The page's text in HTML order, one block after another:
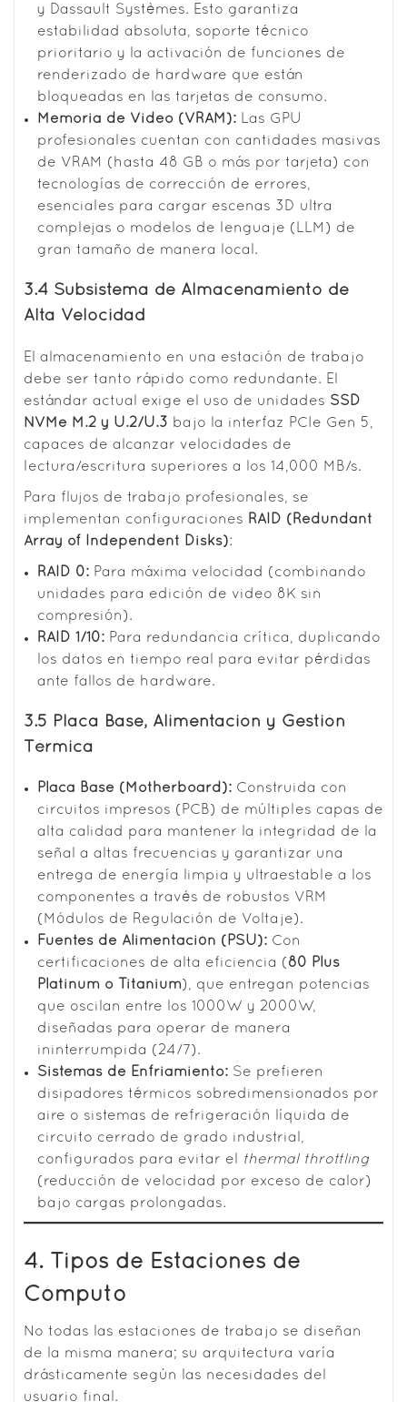
y Dassault Systèmes. Esto garantiza
estabilidad absoluta, soporte técnico
prioritario y la activación de funciones de
renderizado de hardware que están
bloqueadas en las tarjetas de consumo.
Memoria de Video (VRAM): Las GPU
profesionales cuentan con cantidades masivas
de VRAM (hasta 48 GB o más por tarjeta) con
tecnologías de corrección de errores,
esenciales para cargar escenas 3D ultra
complejas o modelos de lenguaje (LLM) de
gran tamaño de manera local.
3.4 Subsistema de Almacenamiento de
Alta Velocidad
El almacenamiento en una estación de trabajo
debe ser tanto rápido como redundante. El
estándar actual exige el uso de unidades SSD
NVMe M.2 y U.2/U.3 bajo la interfaz PCIe Gen 5,
capaces de alcanzar velocidades de
lectura/escritura superiores a los 14,000 MB/s.
Para flujos de trabajo profesionales, se
implementan configuraciones RAID (Redundant
Array of Independent Disks):
RAID 0: Para máxima velocidad (combinando
unidades para edición de video 8K sin
compresión).
RAID 1/10: Para redundancia crítica, duplicando
los datos en tiempo real para evitar pérdidas
ante fallos de hardware.
3.5 Placa Base, Alimentación y Gestión
Térmica
Placa Base (Motherboard): Construida con
circuitos impresos (PCB) de múltiples capas de
alta calidad para mantener la integridad de la
señal a altas frecuencias y garantizar una
entrega de energía limpia y ultraestable a los
componentes a través de robustos VRM
(Módulos de Regulación de Voltaje).
Fuentes de Alimentación (PSU): Con
certificaciones de alta eficiencia ( 80 Plus
Platinum o Titanium ), que entregan potencias
que oscilan entre los 1000W y 2000W,
diseñadas para operar de manera
ininterrumpida (24/7).
Sistemas de Enfriamiento: Se prefieren
disipadores térmicos sobredimensionados por
aire o sistemas de refrigeración líquida de
circuito cerrado de grado industrial,
configurados para evitar el
thermal throttling
(reducción de velocidad por exceso de calor)
bajo cargas prolongadas.
4. Tipos de Estaciones de
Cómputo
No todas las estaciones de trabajo se diseñan
de la misma manera; su arquitectura varía
drásticamente según las necesidades del
usuario final.